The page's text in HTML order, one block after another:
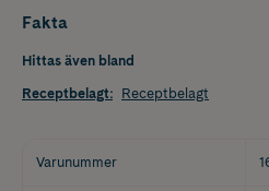
Fakta
Hittas även bland
Receptbelagt: Receptbelagt
Varunummer